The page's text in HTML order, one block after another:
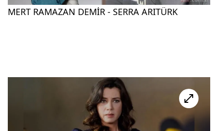
MERT RAMAZAN DEMİR - SERRA ARITÜRK